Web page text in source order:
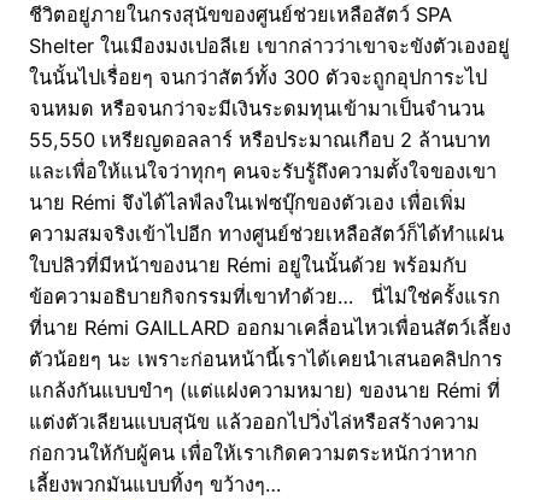
ชีวิตอยู่ภายในกรงสุนัขของศูนย์ช่วยเหลือสัตว์ SPA
Shelter ในเมืองมงเปอลีเย เขากล่าวว่าเขาจะขังตัวเองอยู่
ในนั้นไปเรื่อยๆ จนกว่าสัตว์ทั้ง 300 ตัวจะถูกอุปการะไป
จนหมด หรือจนกว่าจะมีเงินระดมทุนเข้ามาเป็นจำนวน
55,550 เหรียญดอลลาร์ หรือประมาณเกือบ 2 ล้านบาท
และเพื่อให้แน่ใจว่าทุกๆ คนจะรับรู้ถึงความตั้งใจของเขา
นาย Rémi จึงได้ไลฟ์ลงในเฟซบุ๊กของตัวเอง เพื่อเพิ่ม
ความสมจริงเข้าไปอีก ทางศูนย์ช่วยเหลือสัตว์ก็ได้ทำแผ่น
ใบปลิวที่มีหน้าของนาย Rémi อยู่ในนั้นด้วย พร้อมกับ
ข้อความอธิบายกิจกรรมที่เขาทำด้วย… นี่ไม่ใช่ครั้งแรก
ที่นาย Rémi GAILLARD ออกมาเคลื่อนไหวเพื่อนสัตว์เลี้ยง
ตัวน้อยๆ นะ เพราะก่อนหน้านี้เราได้เคยนำเสนอคลิปการ
แกล้งกันแบบขำๆ (แต่แฝงความหมาย) ของนาย Rémi ที่
แต่งตัวเลียนแบบสุนัข แล้วออกไปวิ่งไล่หรือสร้างความ
ก่อกวนให้กับผู้คน เพื่อให้เราเกิดความตระหนักว่าหาก
เลี้ยงพวกมันแบบทิ้งๆ ขว้างๆ…